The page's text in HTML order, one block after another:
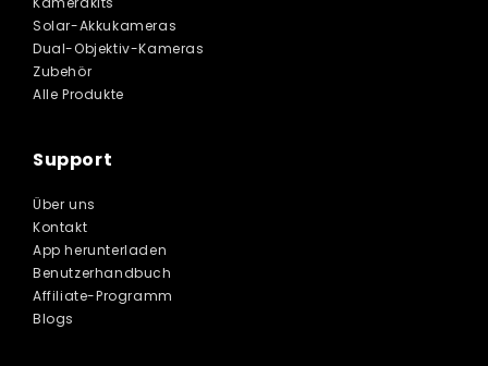
Solar-Akkukameras
Dual-Objektiv-Kameras
Zubehör
Alle Produkte
Support
Über uns
Kontakt
App herunterladen
Benutzerhandbuch
Affiliate-Programm
Blogs